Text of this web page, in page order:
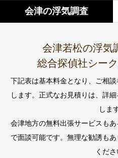
会津の浮気調査
会津若松の浮気
総合探偵社シー
下記表は基本料金となり、ご相
します。正式なお見積りは、詳
しま
会津地方の無料出張サービスも
で面談可能です。無理な勧誘も
くださ